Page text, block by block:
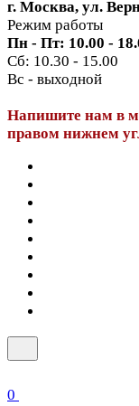
г. Москва, ул.
Режим работы
Пн - Пт: 10.00 -
Сб: 10.30 - 15.00
Вс - выходной
Напишите нам в
правом нижнем
0